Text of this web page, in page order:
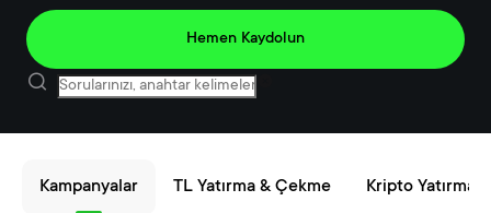
Hemen Kaydolun
Kampanyalar TL Yatırma & Çekme Kripto Yatırma